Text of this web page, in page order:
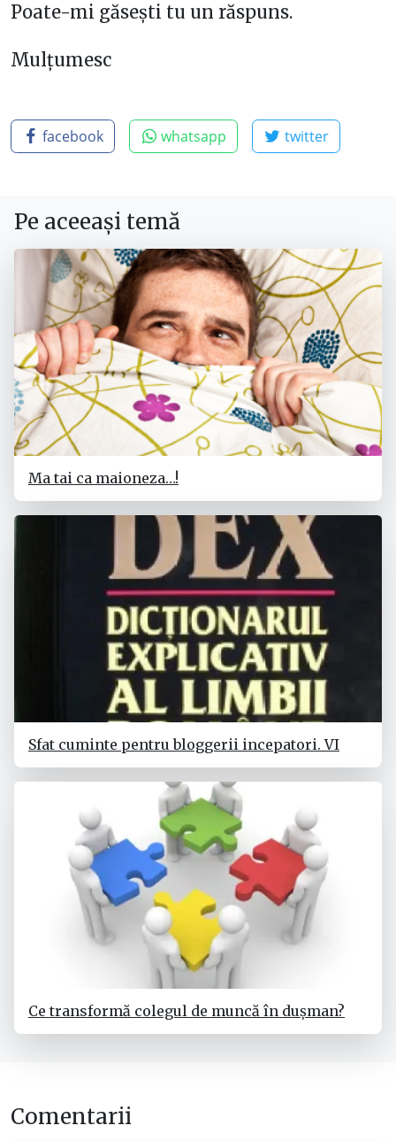
Poate-mi găsești tu un răspuns.
Mulțumesc
facebook whatsapp twitter
Pe aceeași temă
Ma tai ca maioneza…!
Sfat cuminte pentru bloggerii incepatori. VI
Ce transformă colegul de muncă în dușman?
Comentarii